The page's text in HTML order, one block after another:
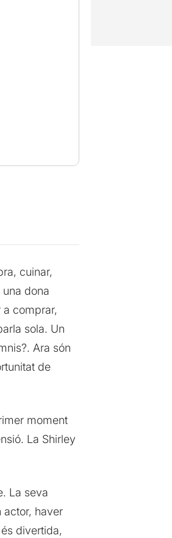
cuinar,
dona
a comprar,
sola. Un
Ara són
de
moment
La Shirley
La seva
actor, haver
divertida,